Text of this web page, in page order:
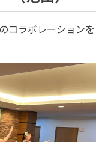
コラボレーションを